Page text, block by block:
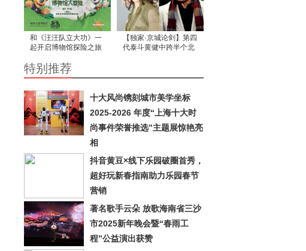
和《汪汪队立大功》一
起开启博物馆探险之旅
然博物馆携手合作，为
孩子们带来一场探索之
【独家·京城论剑】第四
代泰斗黄健中跨半个北
施》
特别推荐
十大风尚镌刻城市美学坐标
2025-2026 年度“上海十大时
尚事件荣誉推选”主题展惊艳亮
相
抖音黄豆×线下乐园破圈首秀，
超好玩新春指南助力乐园春节
营销
著名歌手云朵 放歌海南省三沙
市2025新年晚会暨“春雨工
程”公益演出获赞